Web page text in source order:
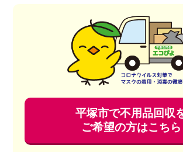
平塚市で不用品回収
ご希望の方はこちら